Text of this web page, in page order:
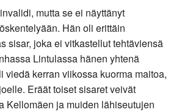
mutta se ei näyttänyt
Hän oli erittäin
sisar, joka ei vitkastellut tehtäviensä
Lintulassa hänen yhtenä
viedä kerran viikossa kuorma maitoa,
Eräät toiset sisaret veivät
Kellomäen ja muiden lähiseutujen